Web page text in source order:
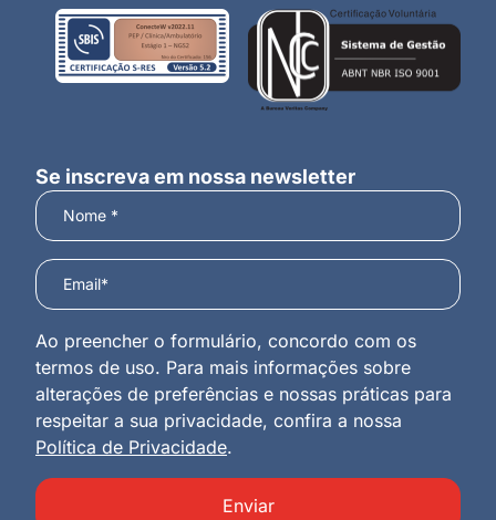
Se inscreva em nossa newsletter
Ao preencher o formulário, concordo com os
termos de uso. Para mais informações sobre
alterações de preferências e nossas práticas para
respeitar a sua privacidade, confira a nossa
Política de Privacidade.
Enviar